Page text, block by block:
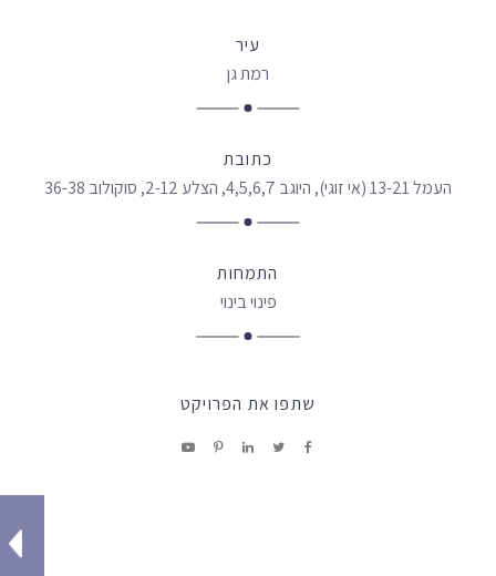
עיר
רמת גן
כתובת
העמל 13-21 (אי זוגי), היוגב 4,5,6,7, הצלע 2-12, סוקולוב 36-38
התמחות
פינוי בינוי
שתפו את הפרויקט